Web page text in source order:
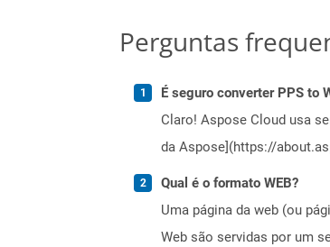
Perguntas
É seguro converter PPS to
Claro! Aspose Cloud usa
da Aspose](https://
Qual é o formato WEB?
Uma página da web (ou
Web são servidas por um